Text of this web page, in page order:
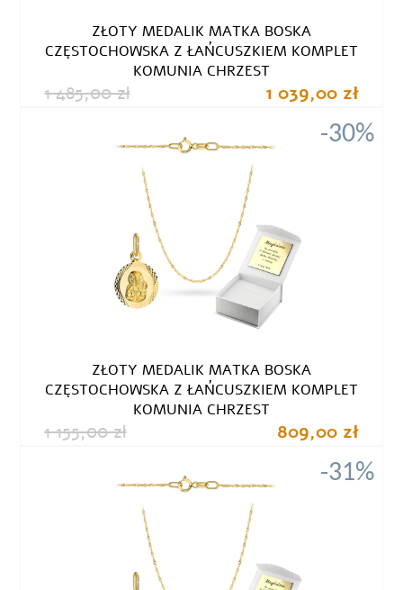
ZŁOTY MEDALIK MATKA BOSKA
CZĘSTOCHOWSKA Z ŁAŃCUSZKIEM KOMPLET
KOMUNIA CHRZEST
1 485,00 zł 1 039,00 zł
-30%
ZŁOTY MEDALIK MATKA BOSKA
CZĘSTOCHOWSKA Z ŁAŃCUSZKIEM KOMPLET
KOMUNIA CHRZEST
1 155,00 zł 809,00 zł
-31%